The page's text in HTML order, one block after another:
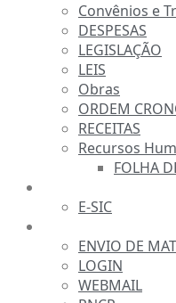
Convênios e
DESPESAS
LEGISLAÇÃO
LEIS
Obras
ORDEM
RECEITAS
Recursos
FOLHA
E-SIC
ENVIO DE
LOGIN
WEBMAIL